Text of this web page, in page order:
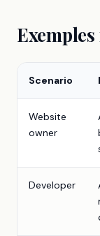
Exemples
Scenario
Website
owner
Developer